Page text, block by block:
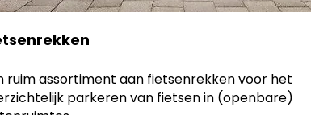
ruim assortiment aan fietsenrekken voor het
parkeren van fietsen in (openbare)